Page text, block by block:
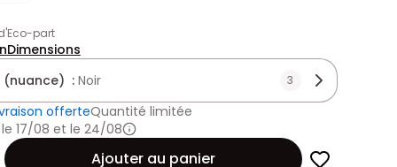
part
Dimensions
(nuance) : Noir 3
offerteQuantité limitée
17/08 et le 24/08
Ajouter au panier